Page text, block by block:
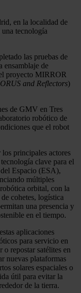
en la localidad de
una tecnología
las pruebas de
ensamblaje de
proyecto MIRROR
and Reflectors)
de GMV en Tres
robótico de
que el robot
principales actores
clave para el
Espacio (ESA),
múltiples
orbital, con la
cohetes, logística
una presencia y
en el tiempo.
aplicaciones
para servicio en
o repostar satélites en
nuevas plataformas
solares espaciales o
útil para evitar la
de la tierra.